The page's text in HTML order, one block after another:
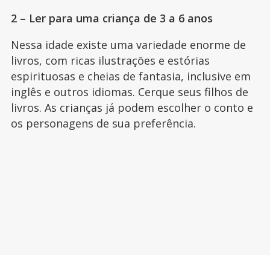
2 – Ler para uma criança de 3 a 6 anos
Nessa idade existe uma variedade enorme de
livros, com ricas ilustrações e estórias
espirituosas e cheias de fantasia, inclusive em
inglês e outros idiomas. Cerque seus filhos de
livros. As crianças já podem escolher o conto e
os personagens de sua preferência.